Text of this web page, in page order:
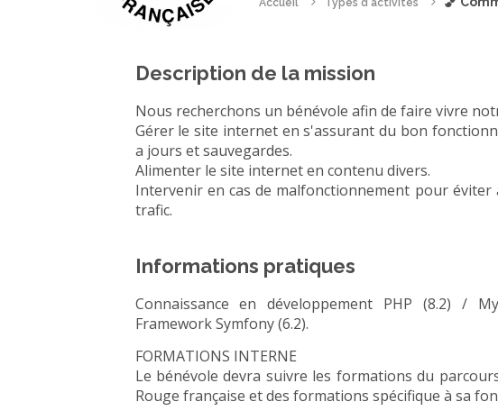
Accueil Types d'activités
Description de la mission
Nous recherchons un bénévole afin de faire vivre
Gérer le site internet en s'assurant du bon
a jours et sauvegardes.
Alimenter le site internet en contenu divers.
Intervenir en cas de malfonctionnement pour éviter
trafic.
Informations pratiques
Connaissance en développement PHP (8.2) /
Framework Symfony (6.2).
FORMATIONS INTERNE
Le bénévole devra suivre les formations du
Rouge française et des formations spécifique à sa